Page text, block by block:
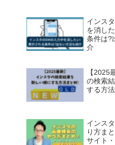
インス
を消し
条件は?
介
【2025
の検索
する方
インス
り方ま
サイト